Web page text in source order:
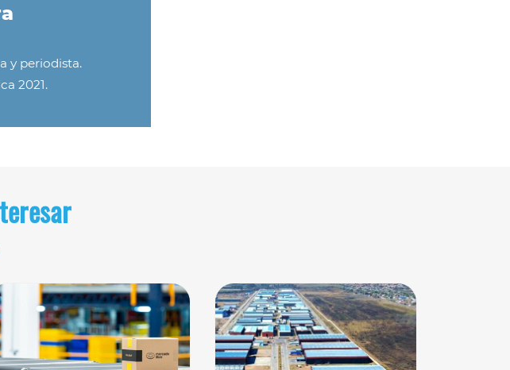
y periodista.
2021.